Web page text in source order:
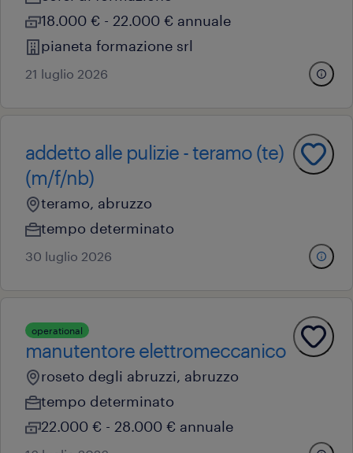
18.000 € - 22.000 € annuale
pianeta formazione srl
21 luglio 2026
addetto alle pulizie - teramo (te)
(m/f/nb)
teramo, abruzzo
tempo determinato
30 luglio 2026
operational
manutentore elettromeccanico
roseto degli abruzzi, abruzzo
tempo determinato
22.000 € - 28.000 € annuale